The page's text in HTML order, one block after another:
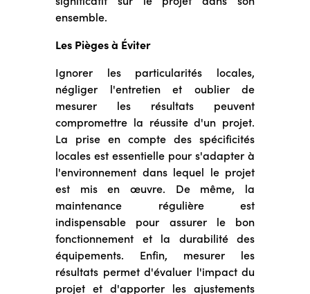
ensemble.
Les Pièges à Éviter
Ignorer les particularités locales,
négliger l'entretien et oublier de
mesurer les résultats peuvent
compromettre la réussite d'un projet.
La prise en compte des spécificités
locales est essentielle pour s'adapter à
l'environnement dans lequel le projet
est mis en œuvre. De même, la
maintenance régulière est
indispensable pour assurer le bon
fonctionnement et la durabilité des
équipements. Enfin, mesurer les
résultats permet d'évaluer l'impact du
projet et d'apporter les ajustements